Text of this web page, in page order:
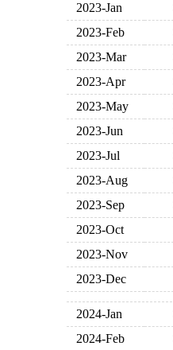
2023-Jan
2023-Feb
2023-Mar
2023-Apr
2023-May
2023-Jun
2023-Jul
2023-Aug
2023-Sep
2023-Oct
2023-Nov
2023-Dec
2024-Jan
2024-Feb